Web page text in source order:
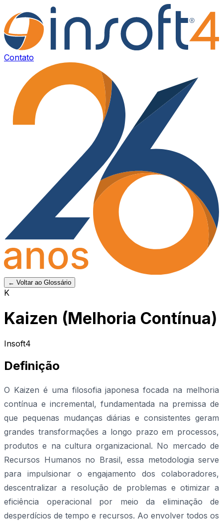
Contato
← Voltar ao Glossário
K
Kaizen (Melhoria Contínua)
Insoft4
Definição
O Kaizen é uma filosofia japonesa focada na melhoria
contínua e incremental, fundamentada na premissa de
que pequenas mudanças diárias e consistentes geram
grandes transformações a longo prazo em processos,
produtos e na cultura organizacional. No mercado de
Recursos Humanos no Brasil, essa metodologia serve
para impulsionar o engajamento dos colaboradores,
descentralizar a resolução de problemas e otimizar a
eficiência operacional por meio da eliminação de
desperdícios de tempo e recursos. Ao envolver todos os